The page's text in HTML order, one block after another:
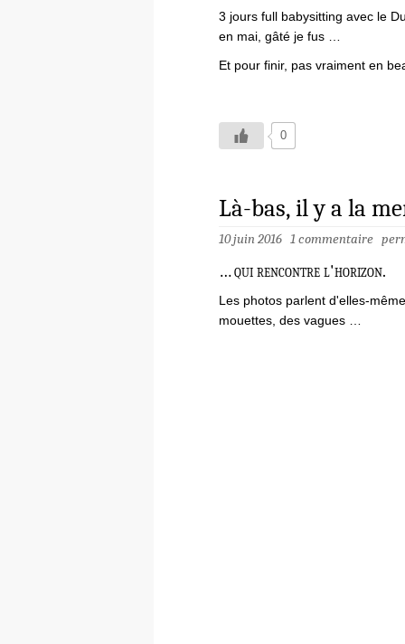
3 jours full babysitting avec le
en mai, gâté je fus …
Et pour finir, pas vraiment en
0
Là-bas, il y a la
10 juin 2016 1 commentaire
… qui rencontre l'horizon.
Les photos parlent d'elles-
mouettes, des vagues …